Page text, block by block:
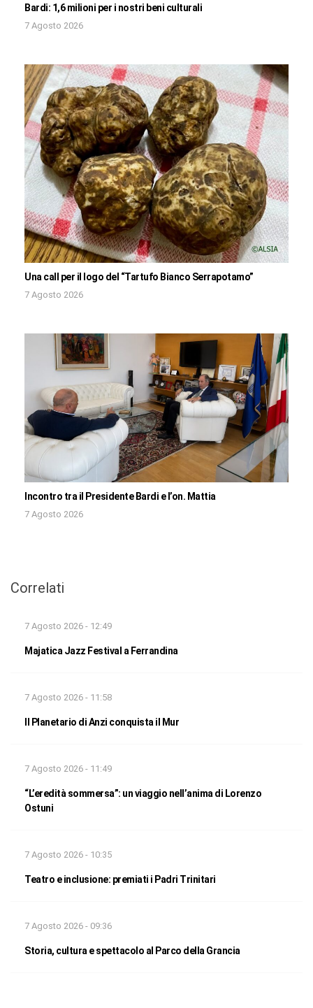
Bardi: 1,6 milioni per i nostri beni culturali
7 Agosto 2026
Una call per il logo del “Tartufo Bianco Serrapotamo”
7 Agosto 2026
Incontro tra il Presidente Bardi e l’on. Mattia
7 Agosto 2026
Correlati
7 Agosto 2026 - 12:49
Majatica Jazz Festival a Ferrandina
7 Agosto 2026 - 11:58
Il Planetario di Anzi conquista il Mur
7 Agosto 2026 - 11:49
“L’eredità sommersa”: un viaggio nell’anima di Lorenzo
Ostuni
7 Agosto 2026 - 10:35
Teatro e inclusione: premiati i Padri Trinitari
7 Agosto 2026 - 09:36
Storia, cultura e spettacolo al Parco della Grancia